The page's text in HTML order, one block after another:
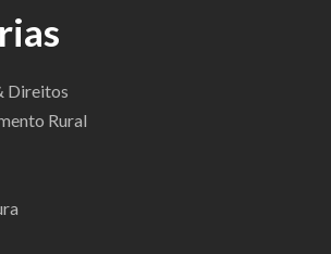
Direitos
Rural